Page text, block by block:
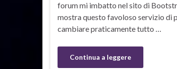
forum mi imbatto nel sito di
mostra questo favoloso servizio di
cambiare praticamente tutto …
Continua a leggere